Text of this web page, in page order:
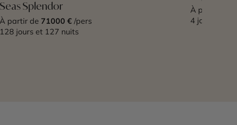
Seas Splendor
À partir de 71000 € /pers
128 jours et 127 nuits
À partir de
4 jours et 2